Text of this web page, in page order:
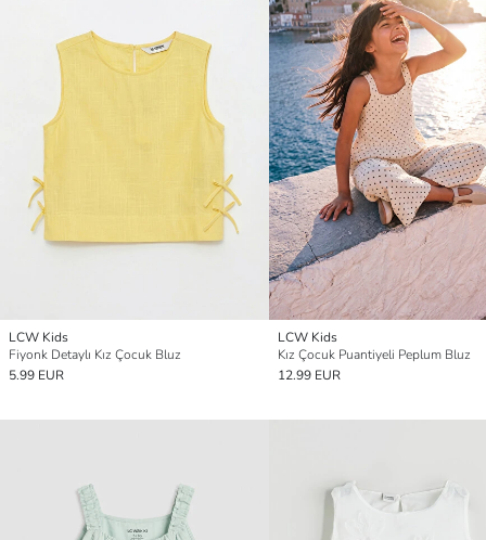
LCW Kids
Fiyonk Detaylı Kız Çocuk Bluz
5.99 EUR
LCW Kids
Kız Çocuk Puantiyeli Peplum Bluz
12.99 EUR